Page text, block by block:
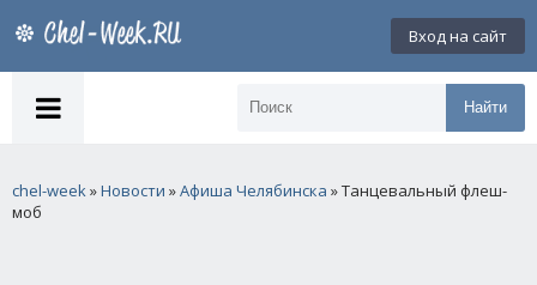
Вход на сайт
Найти
chel-week»Новости »Афиша Челябинска » Танцевальный флеш-
моб